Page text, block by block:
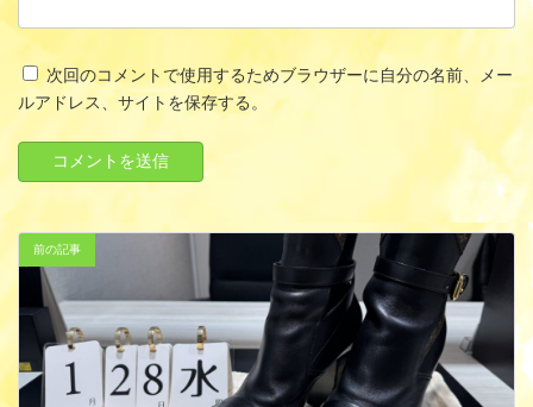
次回のコメントで使用するためブラウザーに自分の名前、メー
ルアドレス、サイトを保存する。
前の記事